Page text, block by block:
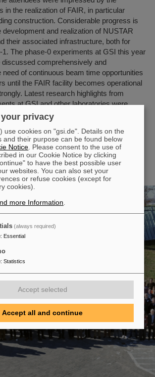
in the realization of FAIR, in particular
construction. Considerable progress is
development and realization of NUSTAR
their associated infrastructure, both for
1. The phase-0 experiments at GSI this year
comprehensively and
of continuous beam time opportunities
until the FAIR facility becomes operational
Latest research highlights from
at GSI and other laboratories were
many working groups used the opportunity
to report on latest results and to
their work.
Meeting 2019
privacy
use cookies on "gsi.de". Details on the
and their purpose can be found below
Notice . Please consent to the use of
in our Cookie Notice by clicking
to have the best possible user
websites. You can also set your
or refuse cookies (except for
cookies).
more Information
(always required)
: Essential
: Statistics
Accept selected
Accept all and continue